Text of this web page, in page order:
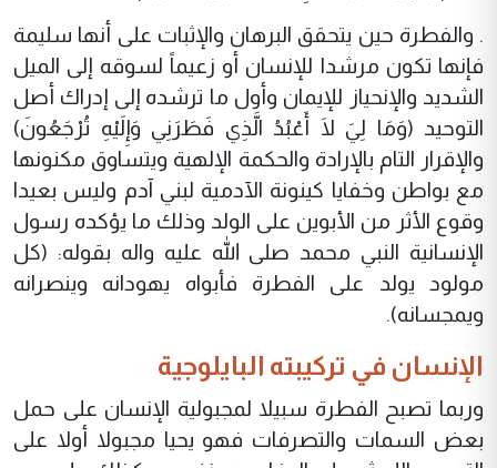
. والفطرة حين يتحقق البرهان والإثبات على أنها سليمة
فإنها تكون مرشدا للإنسان أو زعيماً لسوقه إلى الميل
الشديد والإنحياز للإيمان وأول ما ترشده إلى إدراك أصل
التوحيد (وَمَا لِيَ لَا أَعْبُدُ الَّذِي فَطَرَنِي وَإِلَيْهِ تُرْجَعُونَ)
والإقرار التام بالإرادة والحكمة الإلهية ويتساوق مكنونها
مع بواطن وخفايا كينونة الآدمية لبني آدم وليس بعيدا
وقوع الأثر من الأبوين على الولد وذلك ما يؤكده رسول
الإنسانية النبي محمد صلى الله عليه واله بقوله: (كل
مولود يولد على الفطرة فأبواه يهودانه وينصرانه
ويمجسانه).
الإنسان في تركيبته البايلوجية
وربما تصبح الفطرة سبيلا لمجبولية الإنسان على حمل
بعض السمات والتصرفات فهو يحيا مجبولا أولا على